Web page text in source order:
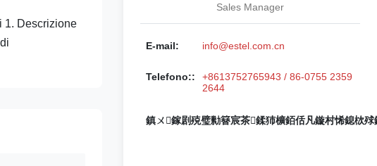
1. Descrizione
Sales Manager
E-mail: info@estel.com.cn
Telefono::
+8613752765943 / 86-0755 2359
2644
鎮ㄨ鎵剧殑璧勬簮宸茶鍒犻櫎銆佸凡鏇村悕鎴栨